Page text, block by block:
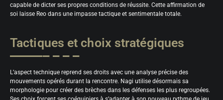
capable de dicter ses propres conditions de réussite. Cette affirmation de
soi laisse Reo dans une impasse tactique et sentimentale totale.
Tactiques et choix stratégiques
L’aspect technique reprend ses droits avec une analyse précise des
mouvements opérés durant la rencontre. Nagi utilise désormais sa
morphologie pour créer des brèches dans les défenses les plus regroupées.